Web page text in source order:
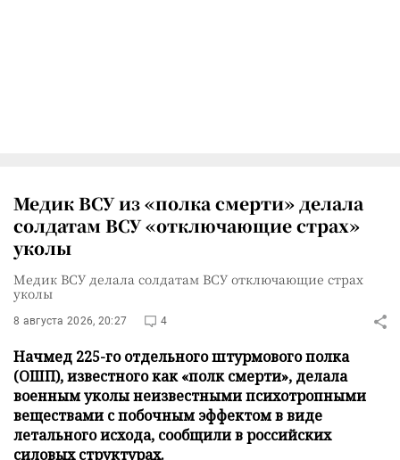
Медик ВСУ из «полка смерти» делала
солдатам ВСУ «отключающие страх»
уколы
Медик ВСУ делала солдатам ВСУ отключающие страх
уколы
8 августа 2026, 20:27 4
Начмед 225-го отдельного штурмового полка
(ОШП), известного как «полк смерти», делала
военным уколы неизвестными психотропными
веществами с побочным эффектом в виде
летального исхода, сообщили в российских
силовых структурах.